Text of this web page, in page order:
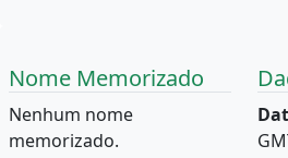
Nome Memorizado
Nenhum nome
memorizado.